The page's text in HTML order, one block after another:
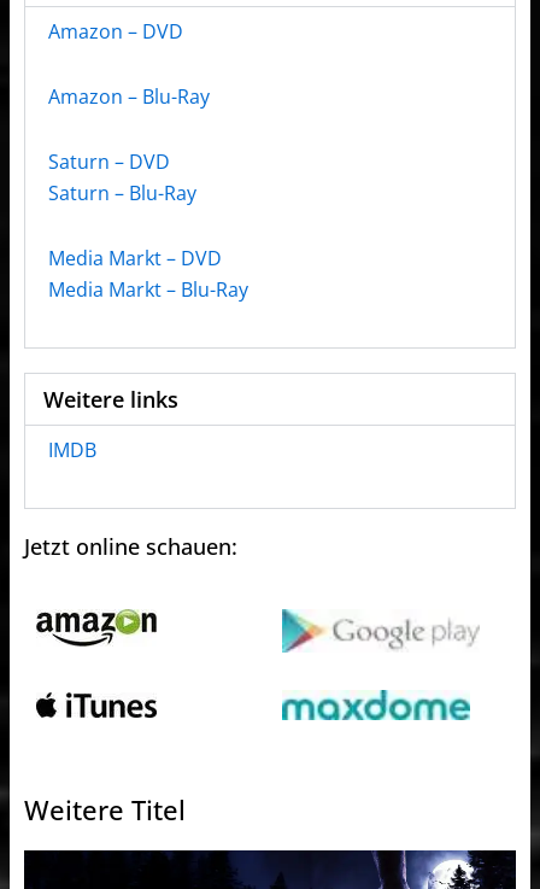
Amazon – DVD
Amazon – Blu-Ray
Saturn – DVD
Saturn – Blu-Ray
Media Markt – DVD
Media Markt – Blu-Ray
Weitere links
IMDB
Jetzt online schauen:
Weitere Titel